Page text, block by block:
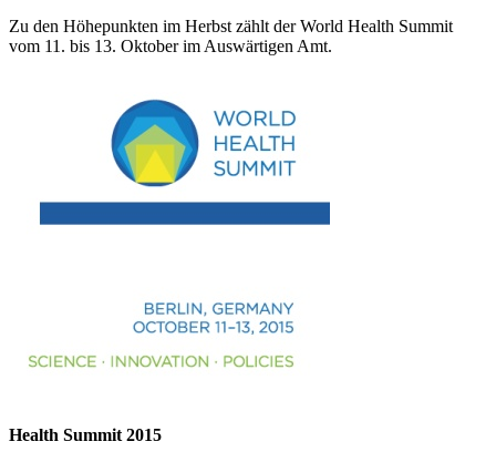
Zu den Höhepunkten im Herbst zählt der World Health Summit
vom 11. bis 13. Oktober im Auswärtigen Amt.
Health Summit 2015